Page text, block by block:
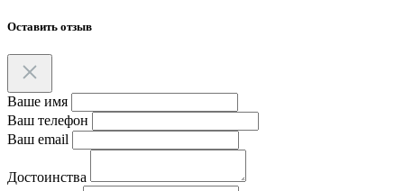
Оставить отзыв
Ваше имя
Ваш телефон
Ваш email
Достоинства